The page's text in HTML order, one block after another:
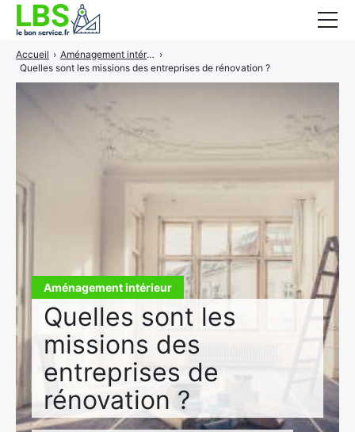
Aménagement intérieur
Quelles sont les
missions des
entreprises de
rénovation ?
Accueil › Aménagement intérieur ›
Quelles sont les missions des entreprises de rénovation ?
Gros oeuvre
Second oeuvre
Aménagement intérieur
Services associés